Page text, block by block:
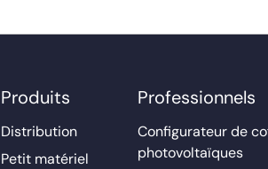
Produits
Distribution
Petit matériel
Professionnels
Configurateur de
photovoltaïques